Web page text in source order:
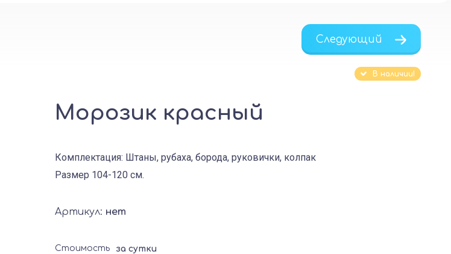
Следующий
В наличии!
Морозик красный
Комплектация: Штаны, рубаха, борода, руковички, колпак
Размер 104-120 см.
Артикул: нет
Стоимость за сутки